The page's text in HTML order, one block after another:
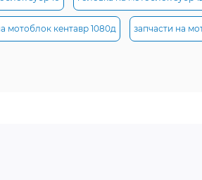
мотоблок кентавр 1080д запчасти на